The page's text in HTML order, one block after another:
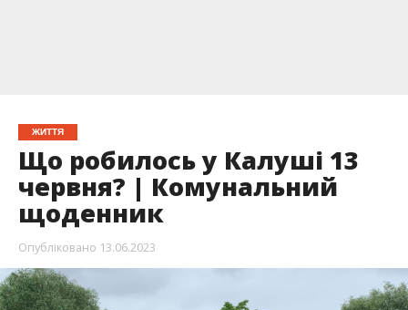
ЖИТТЯ
Що робилось у Калуші 13
червня? | Комунальний
щоденник
Опубліковано 13.06.2023